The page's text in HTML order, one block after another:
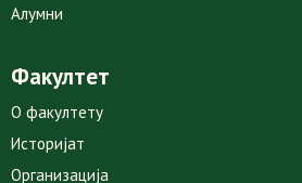
Алумни
Факултет
О факултету
Историјат
Организација